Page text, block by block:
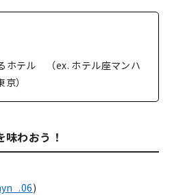
ホテル （ex. ホテル座マンハ
）
わおう！
)